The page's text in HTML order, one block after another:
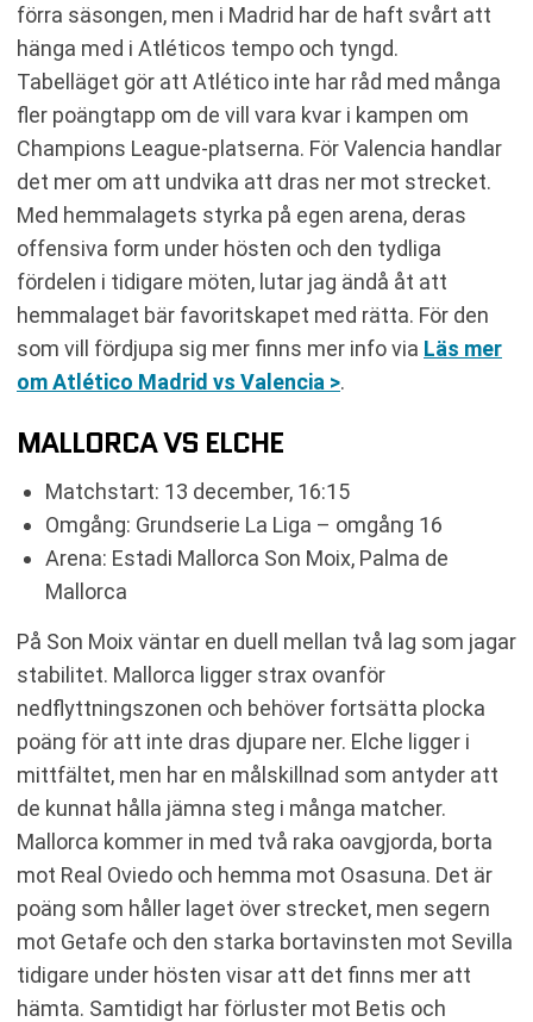
förra säsongen, men i Madrid har de haft svårt att
hänga med i Atléticos tempo och tyngd.
Tabelläget gör att Atlético inte har råd med många
fler poängtapp om de vill vara kvar i kampen om
Champions League-platserna. För Valencia handlar
det mer om att undvika att dras ner mot strecket.
Med hemmalagets styrka på egen arena, deras
offensiva form under hösten och den tydliga
fördelen i tidigare möten, lutar jag ändå åt att
hemmalaget bär favoritskapet med rätta. För den
som vill fördjupa sig mer finns mer info via Läs mer
om Atlético Madrid vs Valencia >.
MALLORCA VS ELCHE
Matchstart: 13 december, 16:15
Omgång: Grundserie La Liga – omgång 16
Arena: Estadi Mallorca Son Moix, Palma de
Mallorca
På Son Moix väntar en duell mellan två lag som jagar
stabilitet. Mallorca ligger strax ovanför
nedflyttningszonen och behöver fortsätta plocka
poäng för att inte dras djupare ner. Elche ligger i
mittfältet, men har en målskillnad som antyder att
de kunnat hålla jämna steg i många matcher.
Mallorca kommer in med två raka oavgjorda, borta
mot Real Oviedo och hemma mot Osasuna. Det är
poäng som håller laget över strecket, men segern
mot Getafe och den starka bortavinsten mot Sevilla
tidigare under hösten visar att det finns mer att
hämta. Samtidigt har förluster mot Betis och